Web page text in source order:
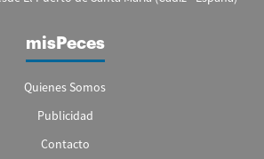
misPeces
Quienes Somos
Publicidad
Contacto